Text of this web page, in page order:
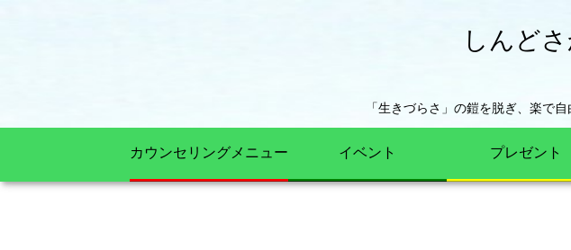
しんど
「生きづらさ」の鎧を脱ぎ、楽
カウンセリングメニュー イベント プレゼント